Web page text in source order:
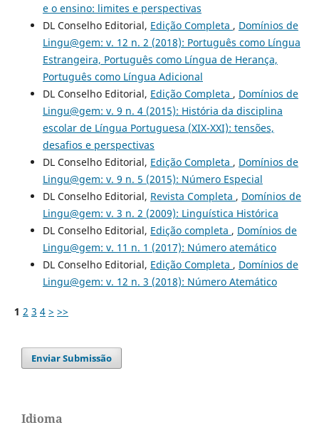
e o ensino: limites e perspectivas
DL Conselho Editorial, Edição Completa , Domínios de
Lingu@gem: v. 12 n. 2 (2018): Português como Língua
Estrangeira, Português como Língua de Herança,
Português como Língua Adicional
DL Conselho Editorial, Edição Completa , Domínios de
Lingu@gem: v. 9 n. 4 (2015): História da disciplina
escolar de Língua Portuguesa (XIX-XXI): tensões,
desafios e perspectivas
DL Conselho Editorial, Edição Completa , Domínios de
Lingu@gem: v. 9 n. 5 (2015): Número Especial
DL Conselho Editorial, Revista Completa , Domínios de
Lingu@gem: v. 3 n. 2 (2009): Linguística Histórica
DL Conselho Editorial, Edição completa , Domínios de
Lingu@gem: v. 11 n. 1 (2017): Número atemático
DL Conselho Editorial, Edição Completa , Domínios de
Lingu@gem: v. 12 n. 3 (2018): Número Atemático
1 2 3 4 > >>
Enviar Submissão
Idioma